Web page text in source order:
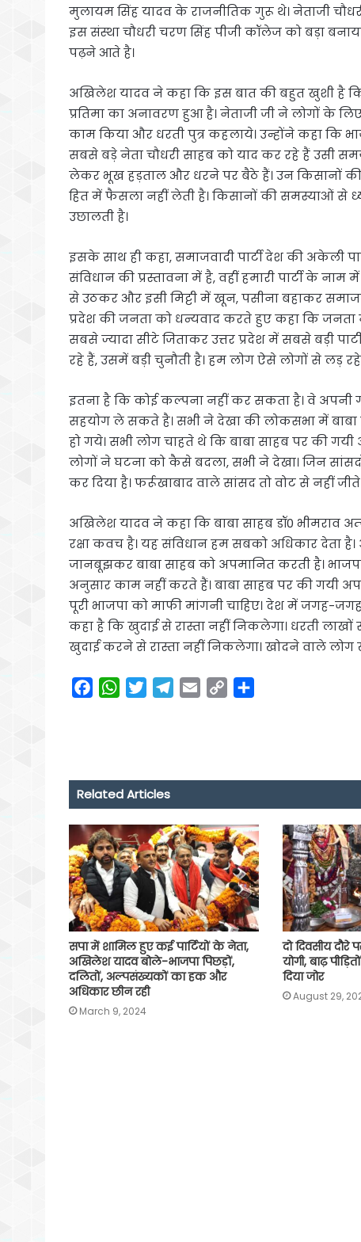
मुलायम सिंह यादव के राजनीतिक गुरू थे। नेताजी
इस संस्था चौधरी चरण सिंह पीजी कॉलेज को बड़ा
पढ़ने आते है।
अखिलेश यादव ने कहा कि इस बात की बहुत खुशी है
प्रतिमा का अनावरण हुआ है। नेताजी जी ने लोगों के
काम किया और धरती पुत्र कहलाये। उन्होंने कहा कि
सबसे बड़े नेता चौधरी साहब को याद कर रहे हैं उसी
लेकर भूख हड़ताल और धरने पर बैठे हैं। उन किसानों की
हित में फैसला नहीं लेती है। किसानों की समस्याओं से
उछालती है।
इसके साथ ही कहा, समाजवादी पार्टी देश की अकेली
संविधान की प्रस्तावना में है, वहीं हमारी पार्टी के
से उठकर और इसी मिट्टी में खून, पसीना बहाकर
प्रदेश की जनता को धन्यवाद करते हुए कहा कि
सबसे ज्यादा सीटे जिताकर उत्तर प्रदेश में सबसे बड़ी
रहे हैं, उसमें बड़ी चुनौती है। हम लोग ऐसे लोगों से लड़
इतना है कि कोई कल्पना नहीं कर सकता है। वे अपनी
सहयोग ले सकते है। सभी ने देखा की लोकसभा में
हो गये। सभी लोग चाहते थे कि बाबा साहब पर की
लोगों ने घटना को कैसे बदला, सभी ने देखा। जिन
कर दिया है। फर्रूखाबाद वाले सांसद तो वोट से नहीं
अखिलेश यादव ने कहा कि बाबा साहब डॉ0 भीमराव
रक्षा कवच है। यह संविधान हम सबको अधिकार देता है।
जानबूझकर बाबा साहब को अपमानित करती है।
अनुसार काम नहीं करते हैं। बाबा साहब पर की गयी
पूरी भाजपा को माफी मांगनी चाहिए। देश में जगह-
कहा है कि खुदाई से रास्ता नहीं निकलेगा। धरती
खुदाई करने से रास्ता नहीं निकलेगा। खोदने वाले
o
o
k
W
A
p
p
e
r
a
m
n
k
Related Articles
सपा में शामिल हुए कई पार्टियों के नेता,
अखिलेश यादव बोले-भाजपा पिछड़ों,
दलितों, अल्पसंख्यकों का हक और
अधिकार छीन रही
March 9, 2024
दो दिवसीय दौरे
योगी, बाढ़
दिया जोर
August 29,